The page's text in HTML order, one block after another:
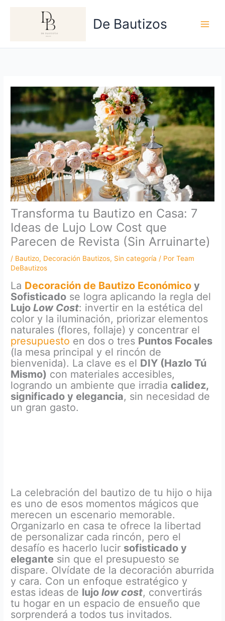
De Bautizos
Transforma tu Bautizo en Casa: 7
Ideas de Lujo Low Cost que
Parecen de Revista (Sin Arruinarte)
/ Bautizo, Decoración Bautizos, Sin categoría / PorTeam
DeBautizos
La Decoración de Bautizo Económico y
Sofisticado se logra aplicando la regla del
LujoLow Cost: invertir en la estética del
color y la iluminación, priorizar elementos
naturales (flores, follaje) y concentrar el
presupuesto en dos o tres Puntos Focales
(la mesa principal y el rincón de
bienvenida). La clave es el DIY (Hazlo Tú
Mismo) con materiales accesibles,
logrando un ambiente que irradiacalidez,
significado y elegancia, sin necesidad de
un gran gasto.
La celebración del bautizo de tu hijo o hija
es uno de esos momentos mágicos que
merecen un escenario memorable.
Organizarlo en casa te ofrece la libertad
de personalizar cada rincón, pero el
desafío es hacerlo lucir sofisticado y
elegante sin que el presupuesto se
dispare. Olvídate de la decoración aburrida
y cara. Con un enfoque estratégico y
estas ideas de lujolow cost, convertirás
tu hogar en un espacio de ensueño que
sorprenderá a todos tus invitados.